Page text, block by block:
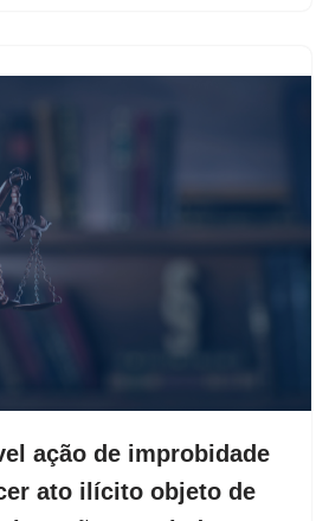
ação de improbidade
ato ilícito objeto de